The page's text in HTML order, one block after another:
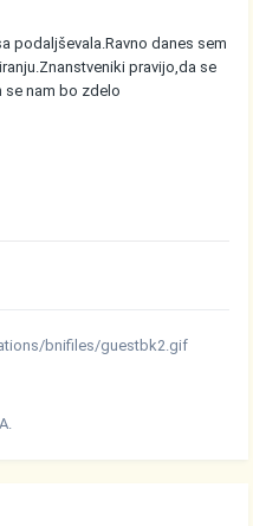
podaljševala.Ravno danes sem
pravijo,da se
se nam bo zdelo
bnifiles/guestbk2.gif